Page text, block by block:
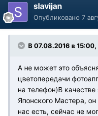
slavijan
Опубликовано 7
В 07.08.2016 в
А не может это
цветопередачи
на телефон)В качестве
Японского Мастера,
нас есть, сейчас не